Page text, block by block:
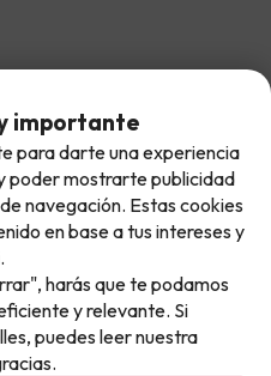
siguiente.
pero cada día lanzamos
viajar mejor y pagar
se te escape.
importante
para darte una experiencia
poder mostrarte publicidad
navegación. Estas cookies
en base a tus intereses y
harás que te podamos
y relevante. Si
puedes leer nuestra